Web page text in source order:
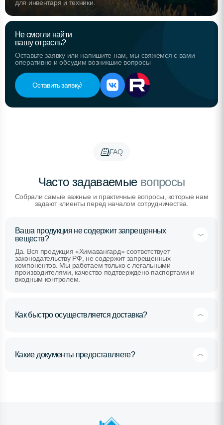
для инвентаря и техники.
Не смогли найти
вашу отрасль?
Оставьте заявку или напишите нам, мы свяжемся с вами
оперативно и обсудим возникшие вопросы
Оставить заявку
FAQ
Часто задаваемыевопросы
Собрали самые важные и практичные вопросы, которые нам
задают клиенты перед началом сотрудничества.
Ваша продукция не содержит запрещенных
веществ?
Да. Вся продукция «Химавангард» соответствует
законодательству РФ, не содержит запрещенных
компонентов. Мы работаем только с легальными
производителями, качество подтверждено паспортами и
входным контролем.
Как быстро осуществляется доставка?
Какие документы предоставляете?